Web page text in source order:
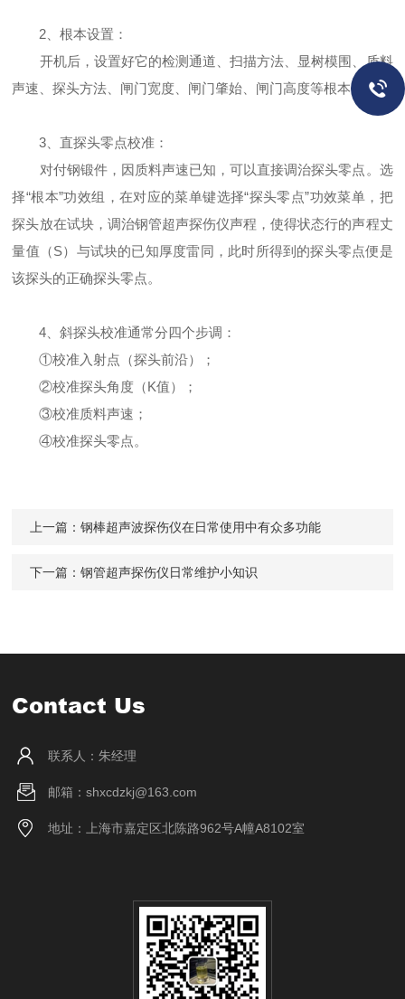
2、根本设置：
开机后，设置好它的检测通道、扫描方法、显树模围、质料
声速、探头方法、闸门宽度、闸门肇始、闸门高度等根本参数。
3、直探头零点校准：
对付钢锻件，因质料声速已知，可以直接调治探头零点。选
择“根本”功效组，在对应的菜单键选择“探头零点”功效菜单，把
探头放在试块，调治钢管超声探伤仪声程，使得状态行的声程丈
量值（S）与试块的已知厚度雷同，此时所得到的探头零点便是
该探头的正确探头零点。
4、斜探头校准通常分四个步调：
①校准入射点（探头前沿）；
②校准探头角度（K值）；
③校准质料声速；
④校准探头零点。
上一篇：钢棒超声波探伤仪在日常使用中有众多功能
下一篇：钢管超声探伤仪日常维护小知识
Contact Us
联系人：朱经理
邮箱：shxcdzkj@163.com
地址：上海市嘉定区北陈路962号A幢A8102室